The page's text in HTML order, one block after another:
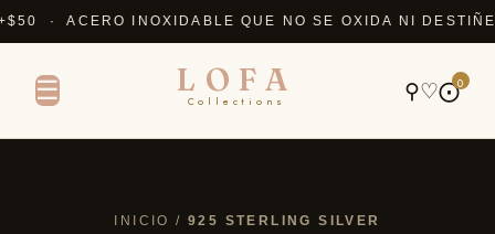
· ACERO INOXIDABLE QUE NO SE OXIDA NI DESTIÑE
☰ LOFA
Collections ⚲♡⨀0
INICIO / 925 STERLING SILVER